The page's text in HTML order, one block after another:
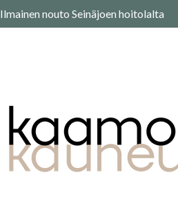
Ilmainen nouto Seinäjoen hoitolalta